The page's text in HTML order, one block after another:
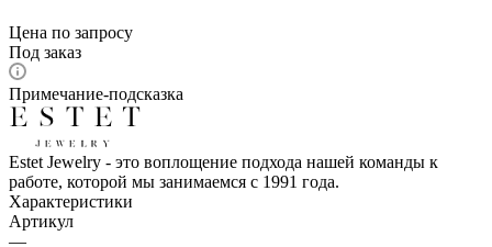
Цена по запросу
Под заказ
Примечание-подсказка
Estet Jewelry - это воплощение подхода нашей команды к
работе, которой мы занимаемся с 1991 года.
Характеристики
Артикул
—